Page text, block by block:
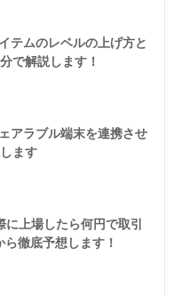
テムのレベルの上げ方と
で解説します！
アラブル端末を連携させ
ます
上場したら何円で取引
徹底予想します！